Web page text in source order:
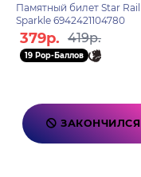
Памятный билет Star Rail
Sparkle 6942421104780
379р. 419р.
19 Pop-Баллов
ЗАКОНЧИЛСЯ